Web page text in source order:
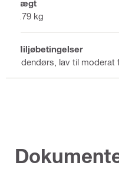
Vægt
0.79 kg
Miljøbetingelser
Udendørs, lav til